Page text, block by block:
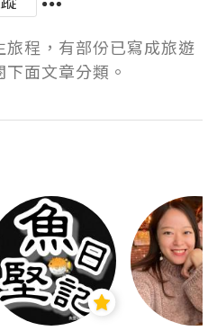
程，有部份已寫成旅遊
面文章分類。